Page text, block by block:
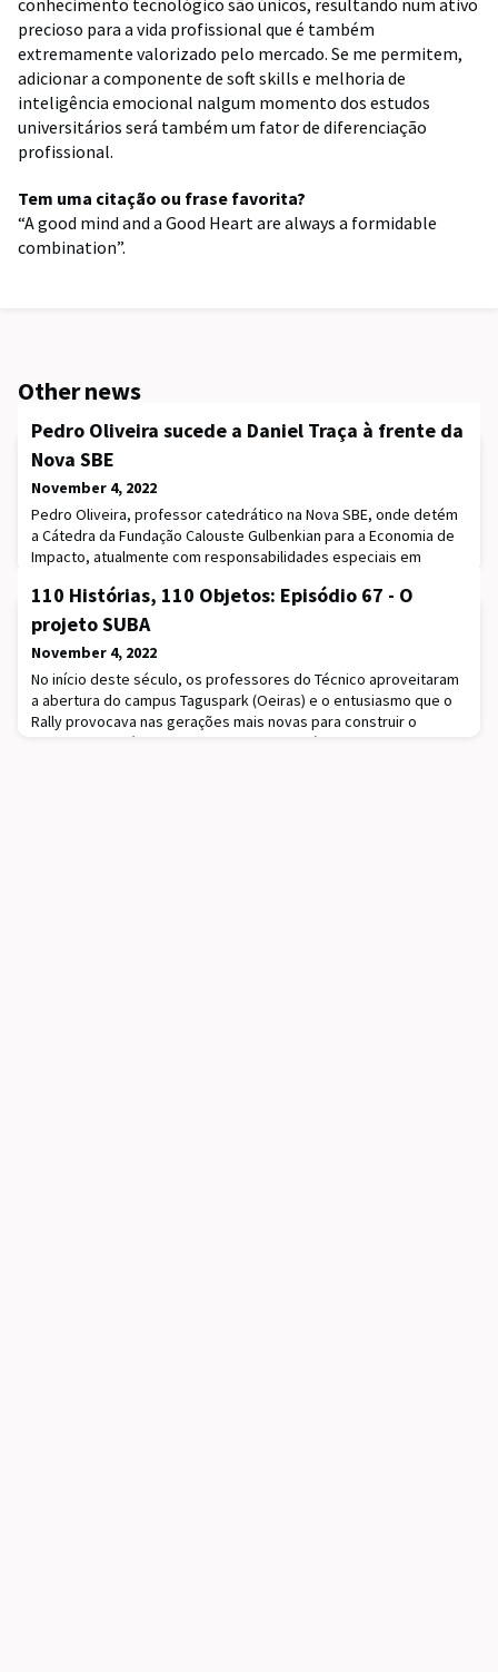
precioso para a vida profissional que é também
extremamente valorizado pelo mercado. Se me permitem,
adicionar a componente de soft skills e melhoria de
inteligência emocional nalgum momento dos estudos
universitários será também um fator de diferenciação
profissional.
Tem uma citação ou frase favorita?
“A good mind and a Good Heart are always a formidable
combination”.
Other news
Pedro Oliveira sucede a Daniel Traça à frente da
Nova SBE
November 4, 2022
Pedro Oliveira, professor catedrático na Nova SBE, onde detém
a Cátedra da Fundação Calouste Gulbenkian para a Economia de
Impacto, atualmente com responsabilidades especiais em
Dinamarca, onde reside e trabalha, foi eleito diretor da Nova
School of Business & Economics, sucedendo a Daniel Traça, que
fez dois mandatos na liderança.A eleição de P
110 Histórias, 110 Objetos: Episódio 67 - O
projeto SUBA
November 4, 2022
No início deste século, os professores do Técnico aproveitaram
a abertura do campus Taguspark (Oeiras) e o entusiasmo que o
Rally provocava nas gerações mais novas para construir o
projeto pedagógico SUBA, transversal a vários cursos. O